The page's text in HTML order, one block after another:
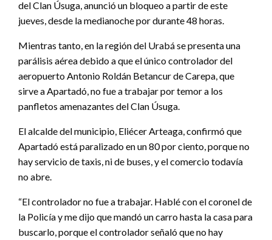
del Clan Úsuga, anunció un bloqueo a partir de este
jueves, desde la medianoche por durante 48 horas.
Mientras tanto, en la región del Urabá se presenta una
parálisis aérea debido a que el único controlador del
aeropuerto Antonio Roldán Betancur de Carepa, que
sirve a Apartadó, no fue a trabajar por temor a los
panfletos amenazantes del Clan Úsuga.
El alcalde del municipio, Eliécer Arteaga, confirmó que
Apartadó está paralizado en un 80 por ciento, porque no
hay servicio de taxis, ni de buses, y el comercio todavía
no abre.
“El controlador no fue a trabajar. Hablé con el coronel de
la Policía y me dijo que mandó un carro hasta la casa para
buscarlo, porque el controlador señaló que no hay